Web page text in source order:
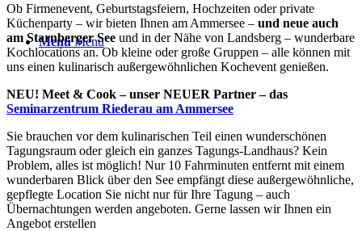
Menü Menü
Ob Firmenevent, Geburtstagsfeiern, Hochzeiten oder private
Küchenparty – wir bieten Ihnen am Ammersee – und neue auch
am Starnberger See und in der Nähe von Landsberg – wunderbare
Kochlocations an. Ob kleine oder große Gruppen – alle können mit
uns einen kulinarisch außergewöhnlichen Kochevent genießen.
NEU! Meet & Cook – unser NEUER Partner – das
Seminarzentrum Riederau am Ammersee
Sie brauchen vor dem kulinarischen Teil einen wunderschönen
Tagungsraum oder gleich ein ganzes Tagungs-Landhaus? Kein
Problem, alles ist möglich! Nur 10 Fahrminuten entfernt mit einem
wunderbaren Blick über den See empfängt diese außergewöhnliche,
gepflegte Location Sie nicht nur für Ihre Tagung – auch
Übernachtungen werden angeboten. Gerne lassen wir Ihnen ein
Angebot erstellen